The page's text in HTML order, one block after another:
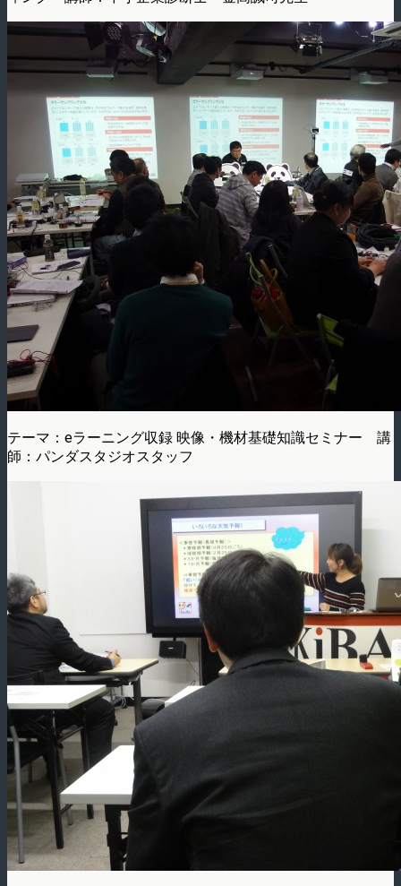
テーマ：eラーニング収録 映像・機材基礎知識セミナー 講
師：パンダスタジオスタッフ